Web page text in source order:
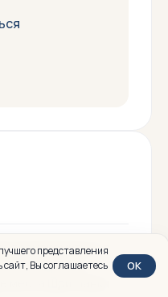
познакомиться с
прекрасно
места Шри Ланки
представления
Вы соглашаетесь
OK